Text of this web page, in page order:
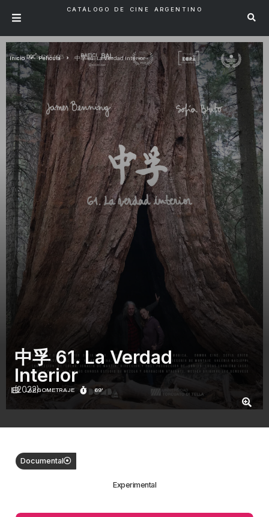
CATÁLOGO DE CINE ARGENTINO
Inicio Pelicula 中孚 61. La Verdad Interior
LARGOMETRAJE 69'
中孚 61. La Verdad
Interior
(2022)
Documental
Experimental